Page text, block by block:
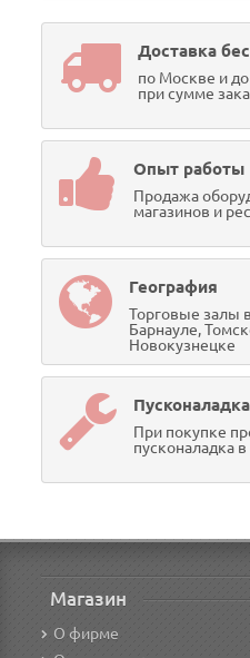
Доставка
по Москве и
при сумме
Опыт работы
Продажа
магазинов и
География
Торговые залы
Барнауле,
Новокузнецке
Пусконаладка
При покупке
пусконаладка
Магазин
О фирме